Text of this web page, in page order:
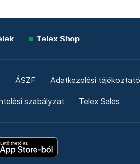
Telex Shop
ÁSZF Adatkezelési tájékoztató
szabályzat Telex Sales